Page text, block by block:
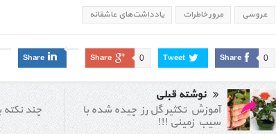
عروسی
مرور خاطرات یادداشت‌های عاشقانه
Share 0
Tweet
Share 0
Share
نوشته قبلی
آموزش تکثیر گل رز چیده شده با
سیب زمینی !!!
چند نکته